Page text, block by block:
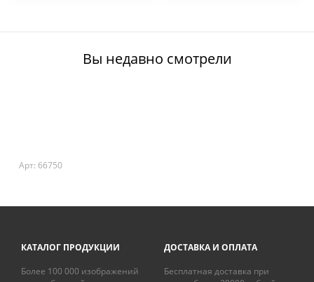
Вы недавно смотрели
Арт: 66750
КАТАЛОГ ПРОДУКЦИИ
Более 100 000 изображений
ДОСТАВКА И ОПЛАТА
Бесплатная доставка при